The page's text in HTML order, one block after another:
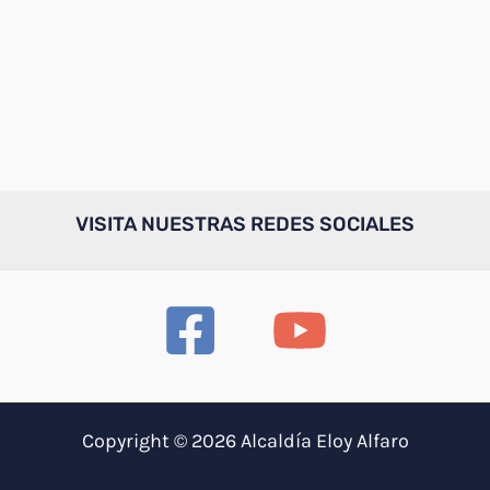
VISITA NUESTRAS REDES SOCIALES
Copyright © 2026 Alcaldía Eloy Alfaro